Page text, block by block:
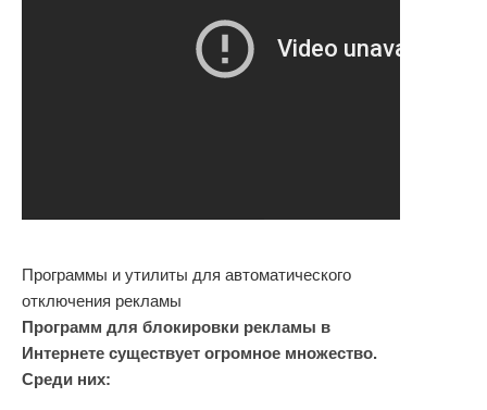
Программы и утилиты для автоматического
отключения рекламы
Программ для блокировки рекламы в
Интернете существует огромное множество.
Среди них: